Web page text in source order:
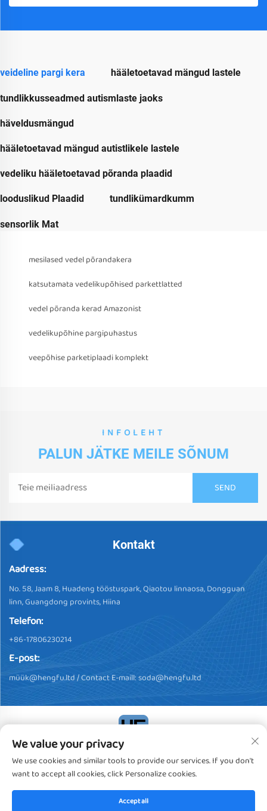
veideline pargi kera hääletoetavad mängud lastele
tundlikkusseadmed autismlaste jaoks
häveldusmängud
hääletoetavad mängud autistlikele lastele
vedeliku hääletoetavad põranda plaadid
looduslikud Plaadid tundlikümardkumm
sensorlik Mat
mesilased vedel põrandakera
katsutamata vedelikupõhised parkettlatted
vedel põranda kerad Amazonist
vedelikupõhine pargipuhastus
veepõhise parketiplaadi komplekt
INFOLEHT
PALUN JÄTKE MEILE SÕNUM
Kontakt
Aadress:
No. 58, Jaam 8, Huadeng tööstuspark, Qiaotou linnaosa, Dongguan
linn, Guangdong provints, Hiina
Telefon:
+86-17806230214
E-post:
müük@hengfu.ltd/ Contact E-maill:soda@hengfu.ltd
Autoriõigus © 2024, Dongguan Hengfu Plastic Products Co., Ltd.
Kõik õigused kaitstudPrivaatsuspoliitika
We value your privacy
We use cookies and similar tools to provide our services. If you don't
want to accept all cookies, click Personalize cookies.
Accept all